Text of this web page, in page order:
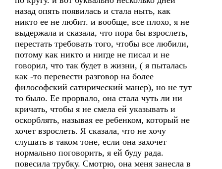
назад опять появилась и стала ныть, как
никто ее не любит. и вообще, все плохо, я не
выдержала и сказала, что пора бы взрослеть,
перестать требовать того, чтобы все любили,
потому как никто и нигде не писал и не
говорил, что так будет в жизни, ( я пыталась
как -то перевести разговор на более
философский сатирический манер), но не тут
то было. Ее прорвало, она стала чуть ли ни
кричать, чтобы я не смела ей указывать и
оскорблять, называя ее ребенком, который не
хочет взрослеть. Я сказала, что не хочу
слушать в таком тоне, если она захочет
нормально поговорить, я ей буду рада.
повесила трубку. Смотрю, она меня занесла в